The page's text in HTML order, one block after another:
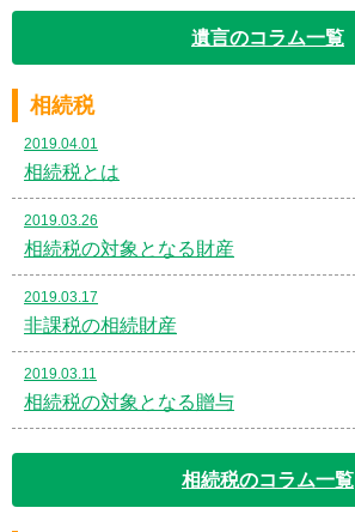
遺言のコラム一覧
相続税
2019.04.01
相続税とは
2019.03.26
相続税の対象となる財産
2019.03.17
非課税の相続財産
2019.03.11
相続税の対象となる贈与
相続税のコラム一覧